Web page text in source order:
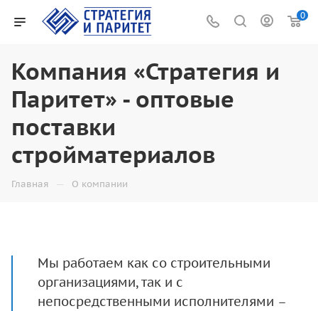
0
Компания «Стратегия и
Паритет» - оптовые
поставки
стройматериалов
Главная — О компании
Мы работаем как со строительными
организациями, так и с
непосредственными исполнителями –